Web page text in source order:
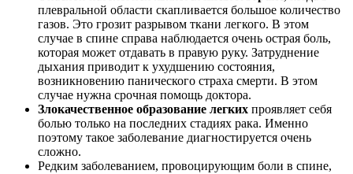
плевральной области скапливается большое количество
газов. Это грозит разрывом ткани легкого. В этом
случае в спине справа наблюдается очень острая боль,
которая может отдавать в правую руку. Затруднение
дыхания приводит к ухудшению состояния,
возникновению панического страха смерти. В этом
случае нужна срочная помощь доктора.
Злокачественное образование легких проявляет себя
болью только на последних стадиях рака. Именно
поэтому такое заболевание диагностируется очень
сложно.
Редким заболеванием, провоцирующим боли в спине,